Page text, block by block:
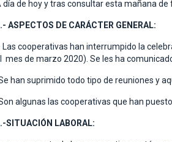
día de hoy y tras consultar esta mañana
ASPECTOS DE CARÁCTER GENERAL:
Las cooperativas han interrumpido la
mes de marzo 2020). Se les ha
han suprimido todo tipo de reuniones y
algunas las cooperativas que han
SITUACIÓN LABORAL: